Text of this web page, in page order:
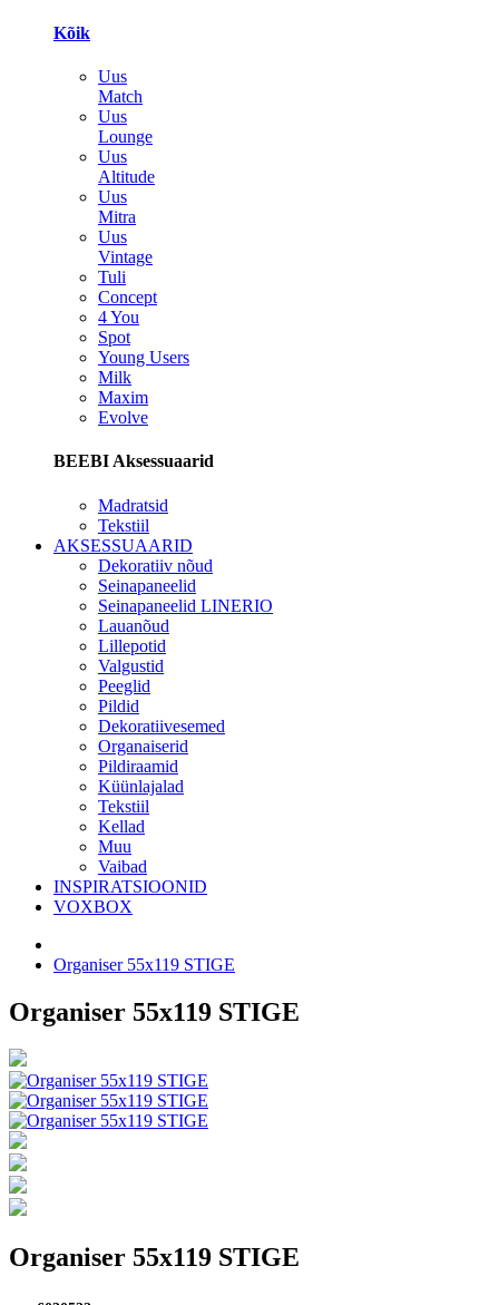
Kõik
Uus
Match
Uus
Lounge
Uus
Altitude
Uus
Mitra
Uus
Vintage
Tuli
Concept
4 You
Spot
Young Users
Milk
Maxim
Evolve
BEEBI Aksessuaarid
Madratsid
Tekstiil
AKSESSUAARID
Dekoratiiv nõud
Seinapaneelid
Seinapaneelid LINERIO
Lauanõud
Lillepotid
Valgustid
Peeglid
Pildid
Dekoratiivesemed
Organaiserid
Pildiraamid
Küünlajalad
Tekstiil
Kellad
Muu
Vaibad
INSPIRATSIOONID
VOXBOX
Organiser 55x119 STIGE
Organiser 55x119 STIGE
Organiser 55x119 STIGE